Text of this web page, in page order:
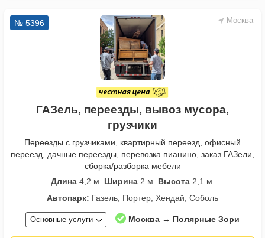
Москва
№ 5396
ГАЗель, переезды, вывоз мусора,
грузчики
Переезды с грузчиками, квартирный переезд, офисный
переезд, дачные переезды, перевозка пианино, заказ ГАЗели,
сборка/разборка мебели
Длина4,2 м. Ширина2 м. Высота2,1 м.
Автопарк: Газель, Портер, Хендай, Соболь
Основные услуги Москва → Полярные Зори